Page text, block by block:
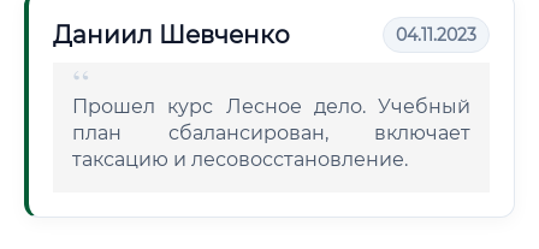
Даниил Шевченко 04.11.2023
Прошел курс Лесное дело. Учебный
план сбалансирован, включает
таксацию и лесовосстановление.